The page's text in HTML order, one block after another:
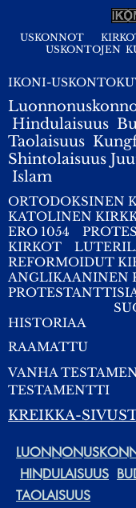
USKONNOT
USKONTOJEN
IKONI-
Hindulaisuus
Taolaisuus
Shintolaisuus
Islam
ORTODOKSINEN
KATOLINEN
ERO 1054
KIRKOT
REFORMOIDUT
ANGLIKAANINEN
HISTORIAA
RAAMATTU
VANHA
TESTAMENTTI
KREIKKA-
HINDULAISUUS
TAOLAISUUS